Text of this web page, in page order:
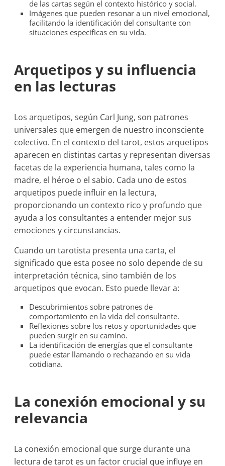
de las cartas según el contexto histórico y social.
Imágenes que pueden resonar a un nivel emocional,
facilitando la identificación del consultante con
situaciones específicas en su vida.
Arquetipos y su influencia
en las lecturas
Los arquetipos, según Carl Jung, son patrones
universales que emergen de nuestro inconsciente
colectivo. En el contexto del tarot, estos arquetipos
aparecen en distintas cartas y representan diversas
facetas de la experiencia humana, tales como la
madre, el héroe o el sabio. Cada uno de estos
arquetipos puede influir en la lectura,
proporcionando un contexto rico y profundo que
ayuda a los consultantes a entender mejor sus
emociones y circunstancias.
Cuando un tarotista presenta una carta, el
significado que esta posee no solo depende de su
interpretación técnica, sino también de los
arquetipos que evocan. Esto puede llevar a:
Descubrimientos sobre patrones de
comportamiento en la vida del consultante.
Reflexiones sobre los retos y oportunidades que
pueden surgir en su camino.
La identificación de energías que el consultante
puede estar llamando o rechazando en su vida
cotidiana.
La conexión emocional y su
relevancia
La conexión emocional que surge durante una
lectura de tarot es un factor crucial que influye en